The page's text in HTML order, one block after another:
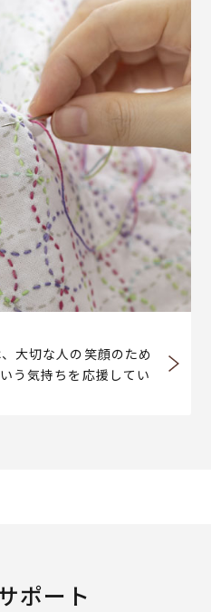
大切な人の笑顔のため
う気持ちを応援してい
ポート